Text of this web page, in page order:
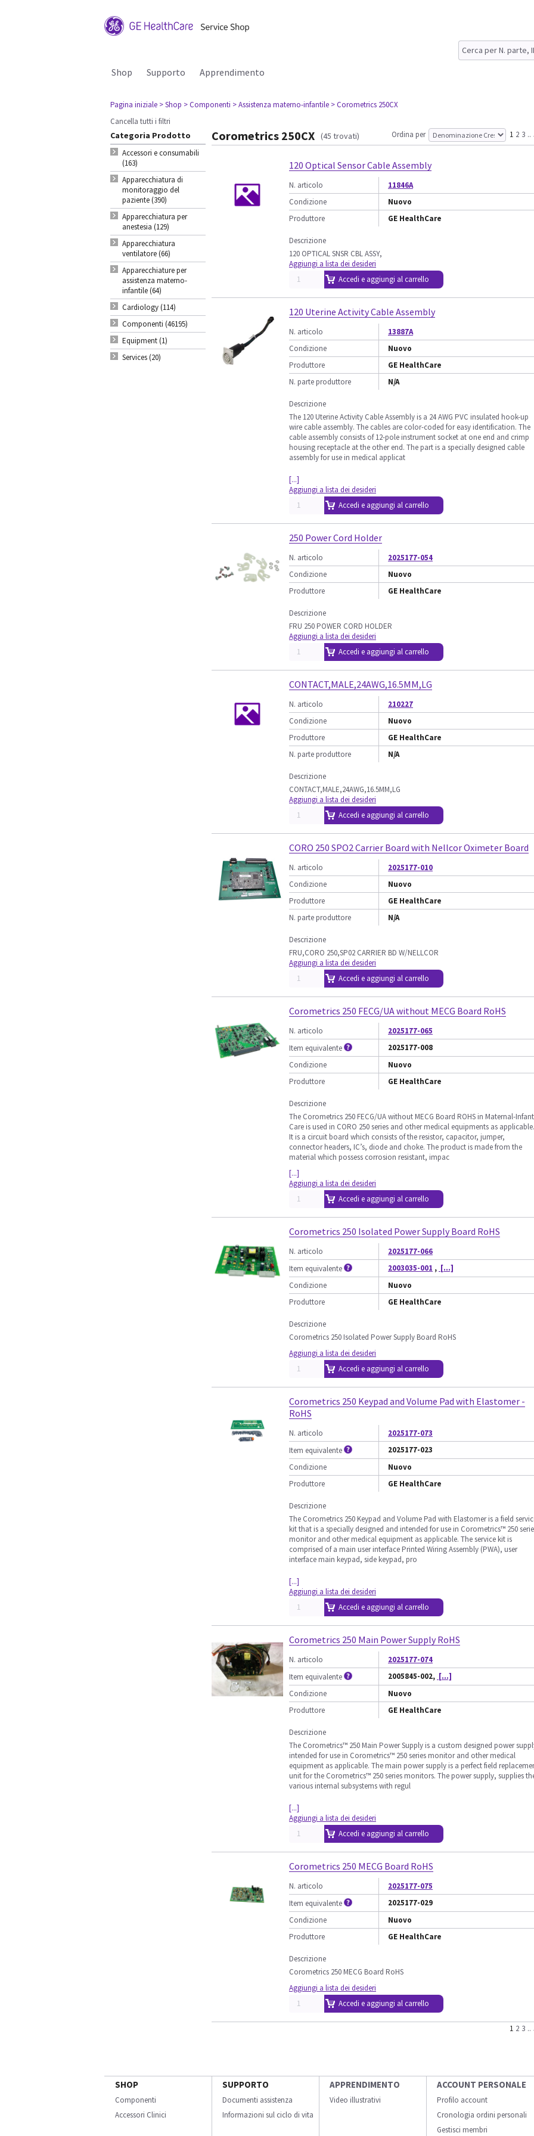
Shop Supporto Apprendimento
Pagina iniziale > Shop > Componenti > Assistenza materno-infantile > Corometrics 250CX
Cancella tutti i filtri
Categoria Prodotto
Accessori e consumabili
(163)
Apparecchiatura di
monitoraggio del
paziente (390)
Apparecchiatura per
anestesia (129)
Apparecchiatura
ventilatore (66)
Apparecchiature per
assistenza materno-
infantile (64)
Cardiology (114)
Componenti (46195)
Equipment (1)
Services (20)
Corometrics 250CX (45 trovati) Ordina per 1 2 3 ..
120 Optical Sensor Cable Assembly
N. articolo
11846A
Condizione
Nuovo
Produttore
GE HealthCare
Descrizione
120 OPTICAL SNSR CBL ASSY,
Aggiungi a lista dei desideri
Accedi e aggiungi al carrello
120 Uterine Activity Cable Assembly
N. articolo
13887A
Condizione
Nuovo
Produttore
GE HealthCare
N. parte produttore
N/A
Descrizione
The 120 Uterine Activity Cable Assembly is a 24 AWG PVC insulated hook-up
wire cable assembly. The cables are color-coded for easy identification. The
cable assembly consists of 12-pole instrument socket at one end and crimp
housing receptacle at the other end. The part is a specially designed cable
assembly for use in medical applicat
[...]
Aggiungi a lista dei desideri
Accedi e aggiungi al carrello
250 Power Cord Holder
N. articolo
2025177-054
Condizione
Nuovo
Produttore
GE HealthCare
Descrizione
FRU 250 POWER CORD HOLDER
Aggiungi a lista dei desideri
Accedi e aggiungi al carrello
CONTACT,MALE,24AWG,16.5MM,LG
N. articolo
210227
Condizione
Nuovo
Produttore
GE HealthCare
N. parte produttore
N/A
Descrizione
CONTACT,MALE,24AWG,16.5MM,LG
Aggiungi a lista dei desideri
Accedi e aggiungi al carrello
CORO 250 SPO2 Carrier Board with Nellcor Oximeter Board
N. articolo
2025177-010
Condizione
Nuovo
Produttore
GE HealthCare
N. parte produttore
N/A
Descrizione
FRU,CORO 250,SP02 CARRIER BD W/NELLCOR
Aggiungi a lista dei desideri
Accedi e aggiungi al carrello
Corometrics 250 FECG/UA without MECG Board RoHS
N. articolo
2025177-065
Item equivalente
2025177-008
Condizione
Nuovo
Produttore
GE HealthCare
Descrizione
The Corometrics 250 FECG/UA without MECG Board ROHS in Maternal-Infant
Care is used in CORO 250 series and other medical equipments as applicable.
It is a circuit board which consists of the resistor, capacitor, jumper,
connector headers, IC’s, diode and choke. The product is made from the
material which possess corrosion resistant, impac
[...]
Aggiungi a lista dei desideri
Accedi e aggiungi al carrello
Corometrics 250 Isolated Power Supply Board RoHS
N. articolo
2025177-066
Item equivalente
2003035-001 , [...]
Condizione
Nuovo
Produttore
GE HealthCare
Descrizione
Corometrics 250 Isolated Power Supply Board RoHS
Aggiungi a lista dei desideri
Accedi e aggiungi al carrello
Corometrics 250 Keypad and Volume Pad with Elastomer -
RoHS
N. articolo
2025177-073
Item equivalente
2025177-023
Condizione
Nuovo
Produttore
GE HealthCare
Descrizione
The Corometrics 250 Keypad and Volume Pad with Elastomer is a field
kit that is a specially designed and intended for use in Corometrics™ 250
monitor and other medical equipment as applicable. The service kit is
comprised of a main user interface Printed Wiring Assembly (PWA), user
interface main keypad, side keypad, pro
[...]
Aggiungi a lista dei desideri
Accedi e aggiungi al carrello
Corometrics 250 Main Power Supply RoHS
N. articolo
2025177-074
Item equivalente
2005845-002, [...]
Condizione
Nuovo
Produttore
GE HealthCare
Descrizione
The Corometrics™ 250 Main Power Supply is a custom designed power
intended for use in Corometrics™ 250 series monitor and other medical
equipment as applicable. The main power supply is a perfect field
unit for the Corometrics™ 250 series monitors. The power supply, supplies
various internal subsystems with regul
[...]
Aggiungi a lista dei desideri
Accedi e aggiungi al carrello
Corometrics 250 MECG Board RoHS
N. articolo
2025177-075
Item equivalente
2025177-029
Condizione
Nuovo
Produttore
GE HealthCare
Descrizione
Corometrics 250 MECG Board RoHS
Aggiungi a lista dei desideri
Accedi e aggiungi al carrello
1 2 3 ..
SHOP
Componenti
Accessori Clinici
SUPPORTO
Documenti assistenza
Informazioni sul ciclo di vita
APPRENDIMENTO
Video illustrativi
ACCOUNT PERSONALE
Profilo account
Cronologia ordini personali
Gestisci membri